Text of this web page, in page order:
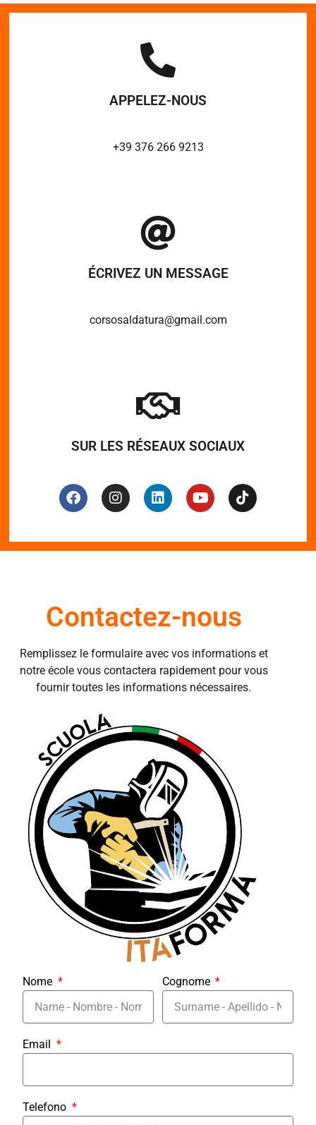
APPELEZ-NOUS
+39 376 266 9213
ÉCRIVEZ UN MESSAGE
corsosaldatura@gmail.com
SUR LES RÉSEAUX SOCIAUX
Contactez-nous
Remplissez le formulaire avec vos informations et
notre école vous contactera rapidement pour vous
fournir toutes les informations nécessaires.
Nome Cognome
Email
Telefono